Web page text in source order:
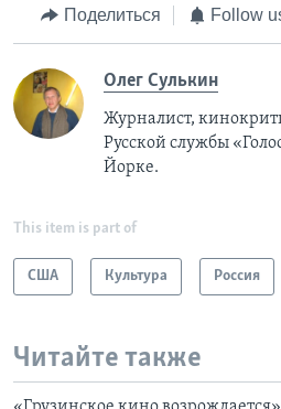
Поделиться Follow
Олег Сулькин
Журналист,
Русской службы
Йорке.
This item is part of
США Культура Россия
Читайте также